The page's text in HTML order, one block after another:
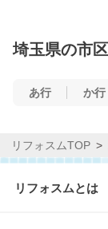
埼玉県の市
あ行 か行
リフォスムTOP
リフォスムとは